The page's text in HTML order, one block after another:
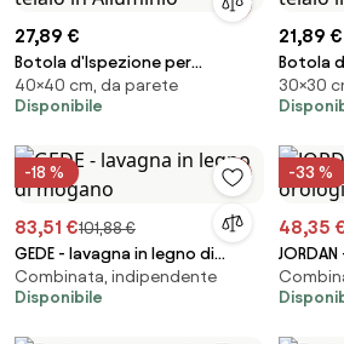
27,89 €
Botola d'Ispezione per
Cartongesso 40x40 cm con
telaio in Alluminio
40×40 cm, da parete
Disponibile
21,89 €
Botola
telaio in
30×30
-18 %
83,51 €101,88 €
GEDE - lavagna in legno di
mogano
Combinata, indipendente
Disponibile
-33 %
48,35